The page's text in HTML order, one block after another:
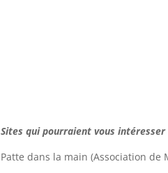
Sites qui pourraient vous
Patte dans la main (Association